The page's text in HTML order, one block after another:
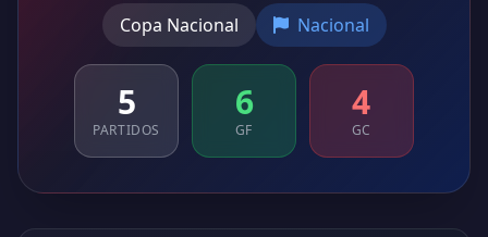
Copa Nacional Nacional
5
PARTIDOS
6
GF
4
GC